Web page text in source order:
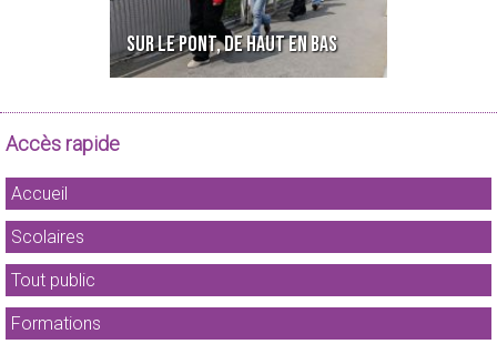
SUR LE PONT, DE HAUT EN BAS
Accès rapide
Accueil
Scolaires
Tout public
Formations